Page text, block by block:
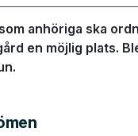
anhöriga ska
en möjlig plats.